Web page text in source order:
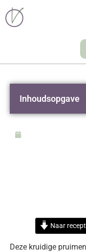
Naar
Deze kruidige
Inhoudsopgave